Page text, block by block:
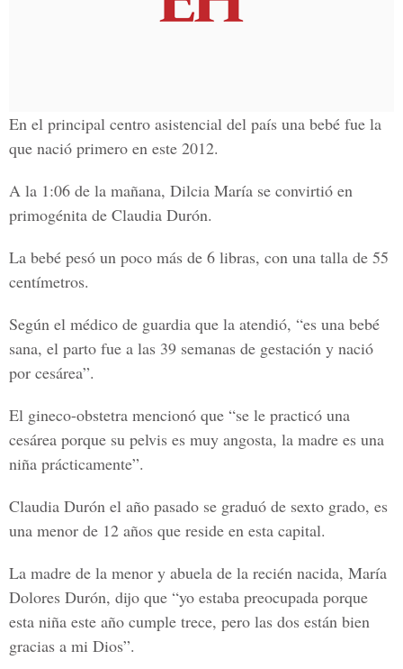
En el principal centro asistencial del país una bebé fue la
que nació primero en este 2012.
A la 1:06 de la mañana, Dilcia María se convirtió en
primogénita de Claudia Durón.
La bebé pesó un poco más de 6 libras, con una talla de 55
centímetros.
Según el médico de guardia que la atendió, “es una bebé
sana, el parto fue a las 39 semanas de gestación y nació
por cesárea”.
El gineco-obstetra mencionó que “se le practicó una
cesárea porque su pelvis es muy angosta, la madre es una
niña prácticamente”.
Claudia Durón el año pasado se graduó de sexto grado, es
una menor de 12 años que reside en esta capital.
La madre de la menor y abuela de la recién nacida, María
Dolores Durón, dijo que “yo estaba preocupada porque
esta niña este año cumple trece, pero las dos están bien
gracias a mi Dios”.